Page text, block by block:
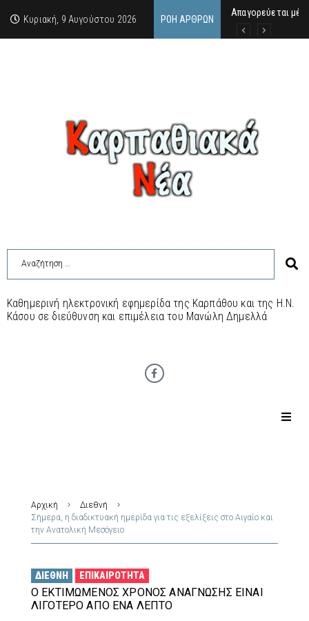
Κυριακή, 9 Αυγούστου 2026 ΡΟΉ ΆΡΘΡΩΝ
Απαγορεύεται
ΙΜΜΑΚΟΛΑΤΑ: 300
9 Αυγούστου 2026:
Καθημερινή ηλεκτρονική εφημερίδα της Καρπάθου και της Η.Ν.
Κάσου σε διεύθυνση και επιμέλεια του Μανώλη Δημελλά
Αρχική
Διεθνή
Σήμερα, η διαδικτυακή ημερίδα για τις εξελίξεις στο Αιγαίο και
την Ανατολική Μεσόγειο
ΔΙΕΘΝΉ ΕΠΙΚΑΙΡΌΤΗΤΑ
Ο ΕΚΤΙΜΏΜΕΝΟΣ ΧΡΌΝΟΣ ΑΝΆΓΝΩΣΗΣ ΕΊΝΑΙ
ΛΙΓΌΤΕΡΟ ΑΠΌ ΈΝΑ ΛΕΠΤΌ